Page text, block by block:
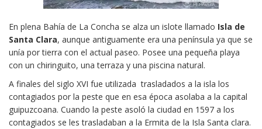
En plena Bahía de La Concha se alza un islote llamado Isla de
Santa Clara, aunque antiguamente era una península ya que se
unía por tierra con el actual paseo. Posee una pequeña playa
con un chiringuito, una terraza y una piscina natural.
A finales del siglo XVI fue utilizada trasladados a la isla los
contagiados por la peste que en esa época asolaba a la capital
guipuzcoana. Cuando la peste asoló la ciudad en 1597 a los
contagiados se les trasladaban a la Ermita de la Isla Santa clara.